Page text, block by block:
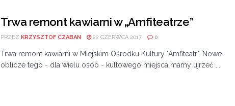
Trwa remont kawiarni w „Amfiteatrze”
PRZEZ KRZYSZTOF CZABAN 22 CZERWCA 2017 0
Trwa remont kawiarni w Miejskim Ośrodku Kultury "Amfiteatr". Nowe
oblicze tego - dla wielu osób - kultowego miejsca mamy ujrzeć ...